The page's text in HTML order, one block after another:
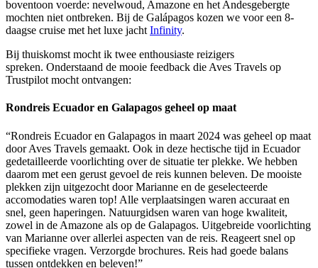
boventoon voerde: nevelwoud, Amazone en het Andesgebergte
mochten niet ontbreken. Bij de Galápagos kozen we voor een 8-
daagse cruise met het luxe jacht Infinity.
Bij thuiskomst mocht ik twee enthousiaste reizigers
spreken. Onderstaand de mooie feedback die Aves Travels op
Trustpilot mocht ontvangen:
Rondreis Ecuador en Galapagos geheel op maat
“Rondreis Ecuador en Galapagos in maart 2024 was geheel op maat
door Aves Travels gemaakt. Ook in deze hectische tijd in Ecuador
gedetailleerde voorlichting over de situatie ter plekke. We hebben
daarom met een gerust gevoel de reis kunnen beleven. De mooiste
plekken zijn uitgezocht door Marianne en de geselecteerde
accomodaties waren top! Alle verplaatsingen waren accuraat en
snel, geen haperingen. Natuurgidsen waren van hoge kwaliteit,
zowel in de Amazone als op de Galapagos. Uitgebreide voorlichting
van Marianne over allerlei aspecten van de reis. Reageert snel op
specifieke vragen. Verzorgde brochures. Reis had goede balans
tussen ontdekken en beleven!”